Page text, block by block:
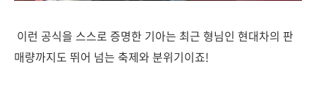
이런 공식을 스스로 증명한 기아는 최근 형님인 현대차의 판
매량까지도 뛰어 넘는 축제와 분위기이죠!